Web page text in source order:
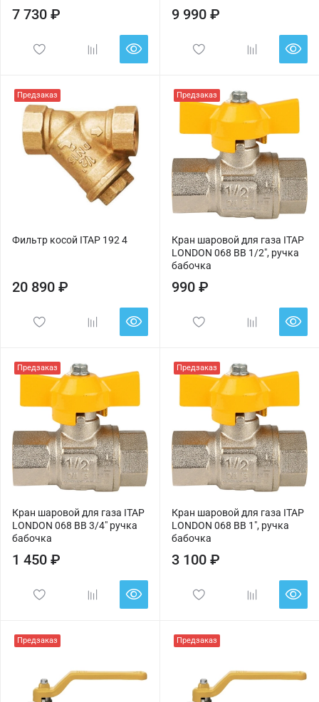
7 730 ₽ 9 990 ₽
Предзаказ
Фильтр косой ITAP 192 4
20 890 ₽
Предзаказ
Кран шаровой для газа ITAP
LONDON 068 ВВ 1/2", ручка
бабочка
990 ₽
Предзаказ
Кран шаровой для газа ITAP
LONDON 068 ВВ 3/4" ручка
бабочка
1 450 ₽
Предзаказ
Кран шаровой для газа ITAP
LONDON 068 ВВ 1", ручка
бабочка
3 100 ₽
Предзаказ Предзаказ